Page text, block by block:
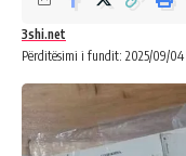
Përditësimi i fundit: 2025/09/04
3shi.net